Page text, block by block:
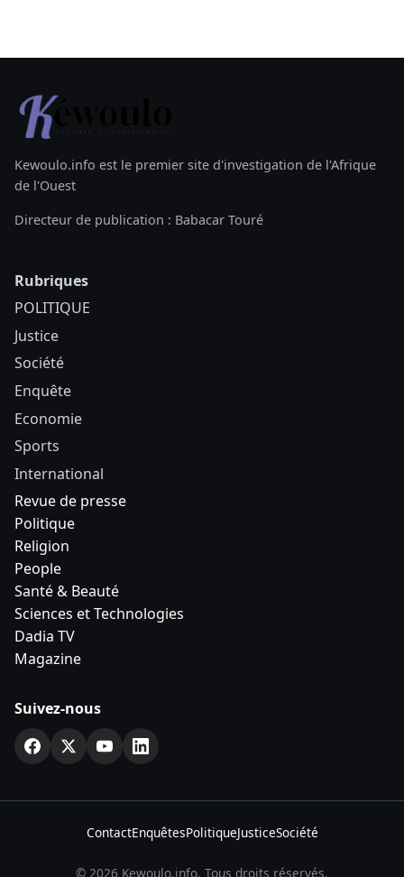
Kewoulo.info est le premier site d'investigation de l'Afrique
de l'Ouest
Directeur de publication : Babacar Touré
Rubriques
POLITIQUE
Justice
Société
Enquête
Economie
Sports
International
Revue de presse
Politique
Religion
People
Santé & Beauté
Sciences et Technologies
Dadia TV
Magazine
Suivez-nous
ContactEnquêtesPolitiqueJusticeSociété
© 2026 Kewoulo.info. Tous droits réservés.